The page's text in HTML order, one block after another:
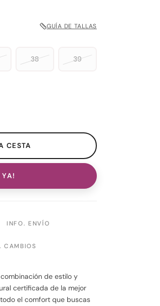
GUÍA DE TALLAS
38 39
YA!
INFO. ENVÍO
CAMBIOS
de estilo y
certificada de la mejor
el comfort que buscas